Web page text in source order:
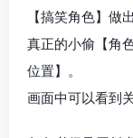
【搞笑角色】做
真正的小偷【角
位置】。
画面中可以看到